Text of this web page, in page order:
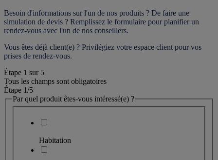
Besoin d'informations sur l'un de nos produits ? De faire une
simulation de devis ? Remplissez le formulaire pour planifier un
rendez-vous avec l'un de nos conseillers.
Vous êtes déjà client(e) ? Privilégiez votre espace client pour vos
prises de rendez-vous.
Étape 1 sur 5
Tous les champs sont obligatoires
Étape 1/5
Par quel produit êtes-vous intéressé(e) ?
Habitation